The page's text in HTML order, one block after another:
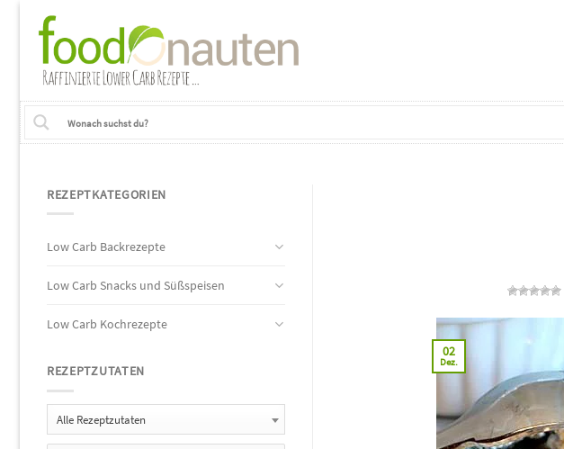
content
REZEPTKATEGORIEN
Low Carb Backrezepte
Low Carb Snacks und Süßspeisen
Low Carb Kochrezepte
REZEPTZUTATEN
Alle Rezeptzutaten
02
Dez.